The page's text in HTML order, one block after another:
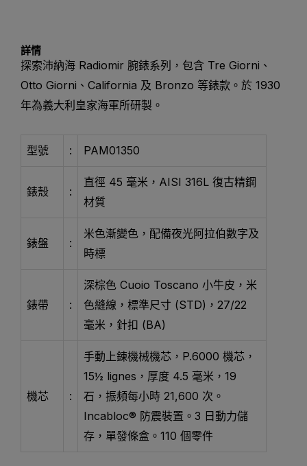
詳情
探索沛納海 Radiomir 腕錶系列，包含 Tre Giorni、
Otto Giorni、California 及 Bronzo 等錶款。於 1930
年為義大利皇家海軍所研製。
型號 : PAM01350
錶殼 :
直徑 45 毫米，AISI 316L 復古精鋼
材質
錶盤 :
米色漸變色，配備夜光阿拉伯數字及
時標
錶帶 :
深棕色 Cuoio Toscano 小牛皮，米
色縫線，標準尺寸 (STD)，27/22
毫米，針扣 (BA)
機芯 :
手動上鍊機械機芯，P.6000 機芯，
15½ lignes，厚度 4.5 毫米，19
石，振頻每小時 21,600 次。
Incabloc® 防震裝置。3 日動力儲
存，單發條盒。110 個零件